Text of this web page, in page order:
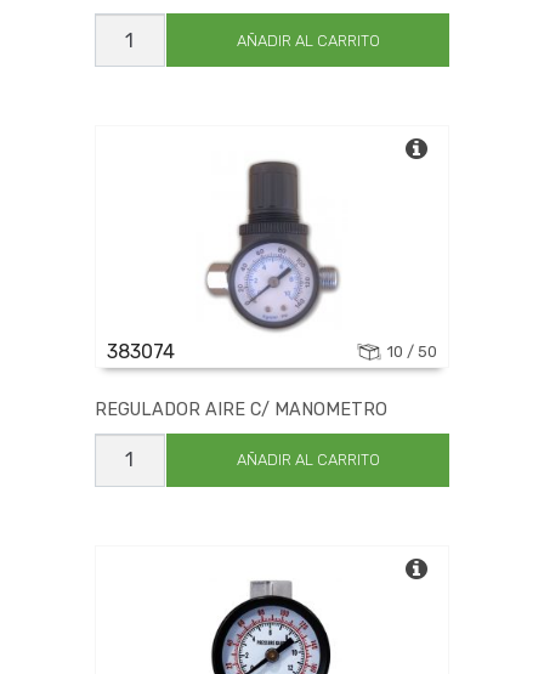
FILTRO/REGULADOR/LUBRIC
EXPERT
cantidad
AÑADIR AL CARRITO
383074 10 / 50
REGULADOR AIRE C/ MANOMETRO
REGULADOR
AIRE
C/
AÑADIR AL CARRITO